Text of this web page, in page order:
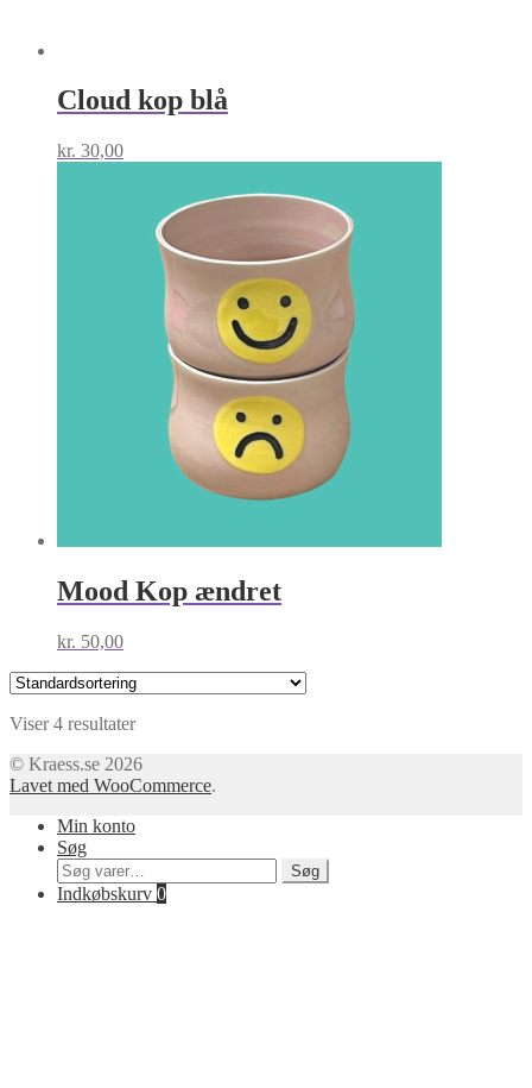
Cloud kop blå
kr. 30,00
Mood Kop ændret
kr. 50,00
Viser 4 resultater
© Kraess.se 2026
Lavet med WooCommerce.
Min konto
Søg
Søg
efter:
Søg
Indkøbskurv 0